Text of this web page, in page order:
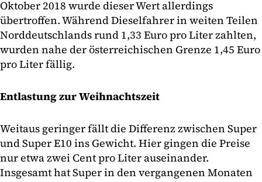
Oktober 2018 wurde dieser Wert allerdings
übertroffen. Während Dieselfahrer in weiten Teilen
Norddeutschlands rund 1,33 Euro pro Liter zahlten,
wurden nahe der österreichischen Grenze 1,45 Euro
pro Liter fällig.
Entlastung zur Weihnachtszeit
Weitaus geringer fällt die Differenz zwischen Super
und Super E10 ins Gewicht. Hier gingen die Preise
nur etwa zwei Cent pro Liter auseinander.
Insgesamt hat Super in den vergangenen Monaten